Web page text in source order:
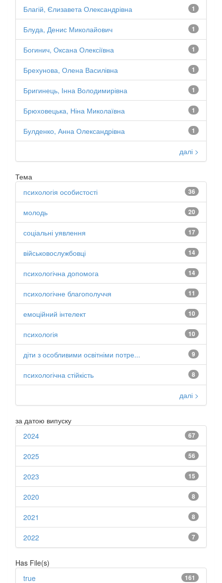
1
Благій, Єлизавета Олександрівна
1
Блуда, Денис Миколайович
1
Богинич, Оксана Олексіївна
1
Брехунова, Олена Василівна
1
Бригинець, Інна Володимирівна
1
Брюховецька, Ніна Миколаївна
1
Булденко, Анна Олександрівна
далі >
Тема
36
психологія особистості
20
молодь
17
соціальні уявлення
14
військовослужбовці
14
психологічна допомога
11
психологічне благополуччя
10
емоційний інтелект
10
психологія
9
діти з особливими освітніми потре...
8
психологічна стійкість
далі >
за датою випуску
67
2024
56
2025
15
2023
8
2020
8
2021
7
2022
Has File(s)
161
true